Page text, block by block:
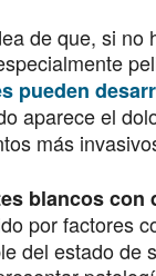
de que, si no
pueden
aparece el
más
blancos con
por factores
del estado de